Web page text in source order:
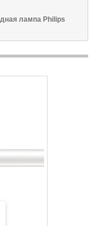
лампа Philips